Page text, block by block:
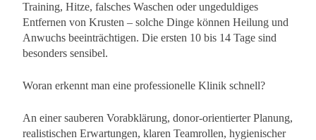
Training, Hitze, falsches Waschen oder ungeduldiges
Entfernen von Krusten – solche Dinge können Heilung und
Anwuchs beeinträchtigen. Die ersten 10 bis 14 Tage sind
besonders sensibel.
Woran erkennt man eine professionelle Klinik schnell?
An einer sauberen Vorabklärung, donor-orientierter Planung,
realistischen Erwartungen, klaren Teamrollen, hygienischer